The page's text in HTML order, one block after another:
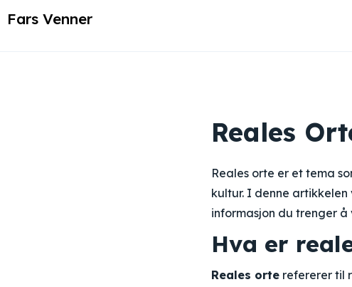
Fars Venner
Reales
Reales orte er et tema
kultur. I denne
informasjon du trenger å
Hva er
Reales orte refererer til